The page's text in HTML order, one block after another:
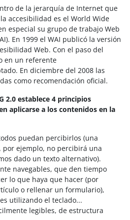
de la jerarquía de Internet que
accesibilidad es el World Wide
especial su grupo de trabajo Web
En 1999 el WAI publicó la versión
Web. Con el paso del
en un referente
En diciembre del 2008 las
como recomendación oficial.
2.0 establece 4 principios
aplicarse a los contenidos en la
puedan percibirlos (una
por ejemplo, no percibirá una
dado un texto alternativo).
navegables, que den tiempo
lo que haya que hacer (por
o rellenar un formulario),
utilizando el teclado...
legibles, de estructura